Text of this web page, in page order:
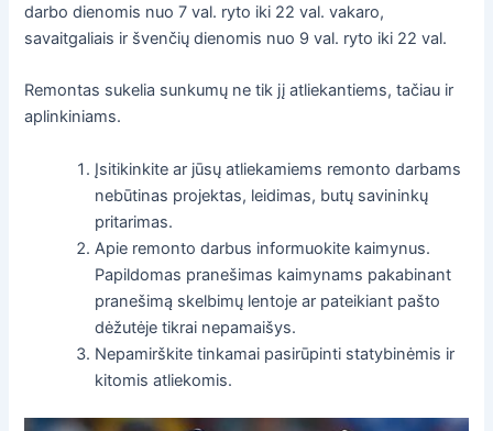
darbo dienomis nuo 7 val. ryto iki 22 val. vakaro,
savaitgaliais ir švenčių dienomis nuo 9 val. ryto iki 22 val.
Remontas sukelia sunkumų ne tik jį atliekantiems, tačiau ir
aplinkiniams.
Įsitikinkite ar jūsų atliekamiems remonto darbams
nebūtinas projektas, leidimas, butų savininkų
pritarimas.
Apie remonto darbus informuokite kaimynus.
Papildomas pranešimas kaimynams pakabinant
pranešimą skelbimų lentoje ar pateikiant pašto
dėžutėje tikrai nepamaišys.
Nepamirškite tinkamai pasirūpinti statybinėmis ir
kitomis atliekomis.